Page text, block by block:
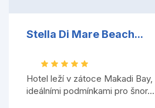
Stella Di Mare Beach...
Hotel leží v zátoce Makadi
ideálními podmínkami pro šnor...